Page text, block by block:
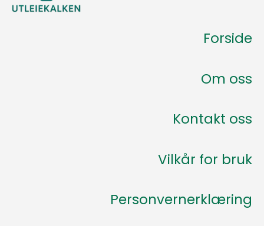
Forside
Om oss
Kontakt oss
Vilkår for bruk
Personvernerklæring